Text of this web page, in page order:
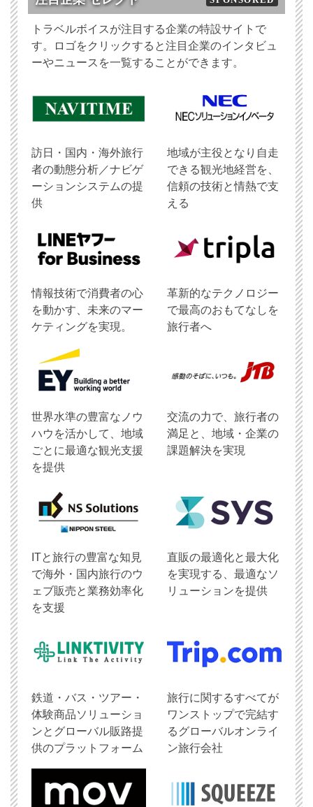
トラベルボイスが注目する企業の特設サイトで
す。ロゴをクリックすると注目企業のインタビュ
ーやニュースを一覧することができます。
訪日・国内・海外旅行
者の動態分析／ナビゲ
ーションシステムの提
供
地域が主役となり自走
できる観光地経営を、
信頼の技術と情熱で支
える
情報技術で消費者の心
を動かす、未来のマー
ケティングを実現。
革新的なテクノロジー
で最高のおもてなしを
旅行者へ
世界水準の豊富なノウ
ハウを活かして、地域
ごとに最適な観光支援
を提供
交流の力で、旅行者の
満足と、地域・企業の
課題解決を実現
ITと旅行の豊富な知見
で海外・国内旅行のウ
ェブ販売と業務効率化
を支援
直販の最適化と最大化
を実現する、最適なソ
リューションを提供
鉄道・バス・ツアー・
体験商品ソリューショ
ンとグローバル販路提
供のプラットフォーム
旅行に関するすべてが
ワンストップで完結す
るグローバルオンライ
ン旅行会社